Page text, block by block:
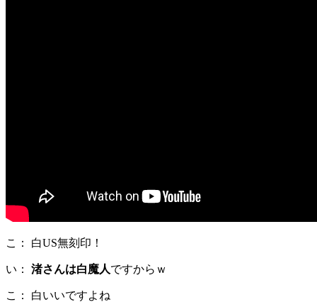
こ： 白US無刻印！
い： 渚さんは白魔人ですからｗ
こ： 白いいですよね